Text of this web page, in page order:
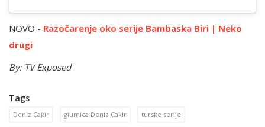
NOVO - Razočarenje oko serije Bambaska Biri | Neko
drugi
By: TV Exposed
Tags
Deniz Cakir glumica Deniz Cakir turske serije